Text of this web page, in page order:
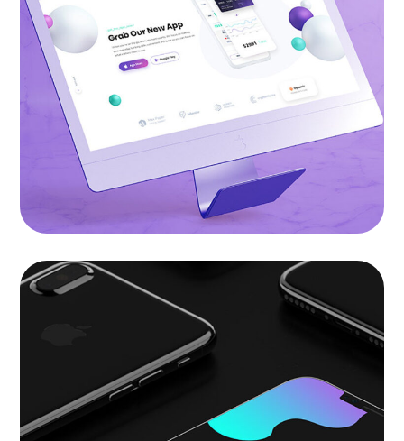
Fall in love with apps
BRANDING LANDINGS
Mobile Marketing